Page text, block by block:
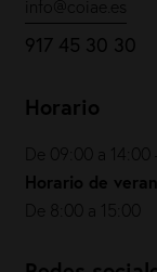
917 45 30 30
Horario
De 09:00 a 14:00
Horario de
De 8:00 a 15:00